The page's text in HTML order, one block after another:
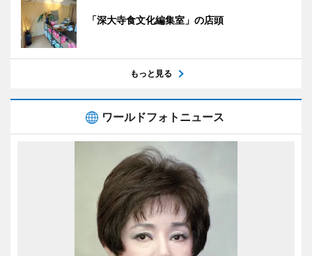
「深大寺食文化編集室」の店頭
もっと見る
ワールドフォトニュース